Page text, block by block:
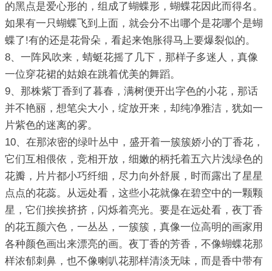
的黑点是爱心形的，组成了蝴蝶形，蝴蝶花因此而得名。
如果有一只蝴蝶飞到上面，就会分不出哪个是花哪个是蝴
蝶了!有的还是花骨朵，看起来饱胀得马上要爆裂似的。
8、一阵风吹来，蜻蜓花摇了几下，那样子多迷人，真像
一位穿花裙的姑娘在跳着优美的舞蹈。
9、那株紫丁香到了暮春，满树便开出字色的小花，那话
并不艳丽，想笔尖大小，绽放开来，却纯净雅洁，犹如一
片紫色的迷离的雾。
10、在那浓密的绿叶丛中，盛开着一簇簇娇小的丁香花，
它们互相偎依，竞相开放，细嫩的柄托着五六片浅绿色的
花瓣，片片都小巧纤细，尽力向外舒展，时而露出了星星
点点的花蕊。从远处看，这些小花就像在碧空中的一颗颗
星，它们挨挨挤挤，闪烁着亮光。要是在远处看，夜丁香
的花五颜六色，一丛丛，一簇簇，真像一位高明的画家用
各种颜色画出来漂亮的画。夜丁香的芳香，不像蝴蝶花那
样浓郁刺鼻，也不像喇叭花那样清淡无味，而是香中带有